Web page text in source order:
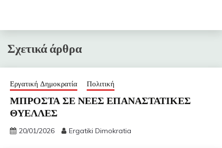
Σχετικά άρθρα
Εργατική Δημοκρατία Πολιτική
ΜΠΡΟΣΤΑ ΣΕ ΝΕΕΣ ΕΠΑΝΑΣΤΑΤΙΚΕΣ
ΘΥΕΛΛΕΣ
20/01/2026 Ergatiki Dimokratia